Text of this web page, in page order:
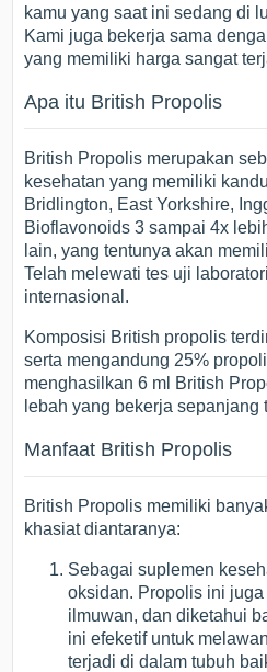
kamu yang saat ini sedang di
Kami juga bekerja sama
yang memiliki harga sangat
Apa itu British Propolis
British Propolis merupakan
kesehatan yang memiliki
Bridlington, East Yorkshire,
Bioflavonoids 3 sampai 4x
lain, yang tentunya akan
Telah melewati tes uji
internasional.
Komposisi British propolis
serta mengandung 25%
menghasilkan 6 ml British
lebah yang bekerja sepanjang
Manfaat British Propolis
British Propolis memiliki
khasiat diantaranya:
Sebagai suplemen
oksidan. Propolis ini
ilmuwan, dan diketahui
ini efeketif untuk
terjadi di dalam tubuh